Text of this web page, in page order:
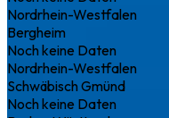
Nordrhein-Westfalen
Bergheim
Noch keine Daten
Nordrhein-Westfalen
Schwäbisch Gmünd
Noch keine Daten